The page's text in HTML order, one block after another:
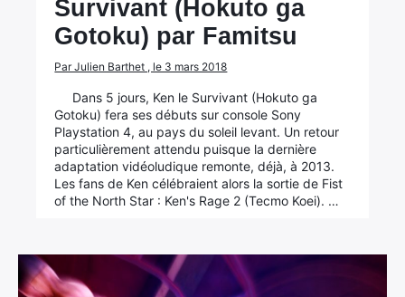
Survivant (Hokuto ga
Gotoku) par Famitsu
Par Julien Barthet , le 3 mars 2018
Dans 5 jours, Ken le Survivant (Hokuto ga
Gotoku) fera ses débuts sur console Sony
Playstation 4, au pays du soleil levant. Un retour
particulièrement attendu puisque la dernière
adaptation vidéoludique remonte, déjà, à 2013.
Les fans de Ken célébraient alors la sortie de Fist
of the North Star : Ken's Rage 2 (Tecmo Koei). …